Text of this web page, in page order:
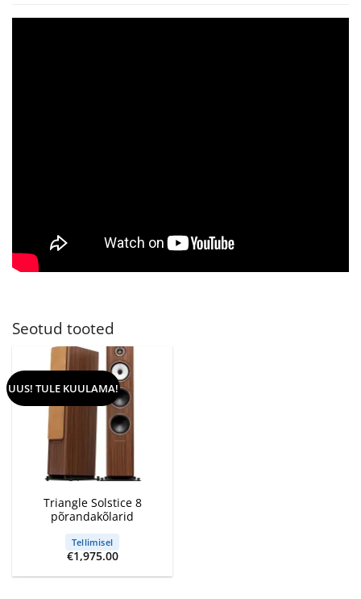
Seotud tooted
UUS! TULE KUULAMA!
Triangle Solstice 8
põrandakõlarid
Tellimisel
€1,975.00